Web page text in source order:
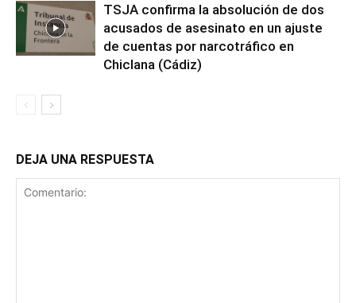
TSJA confirma la absolución de dos
acusados de asesinato en un ajuste
de cuentas por narcotráfico en
Chiclana (Cádiz)
DEJA UNA RESPUESTA